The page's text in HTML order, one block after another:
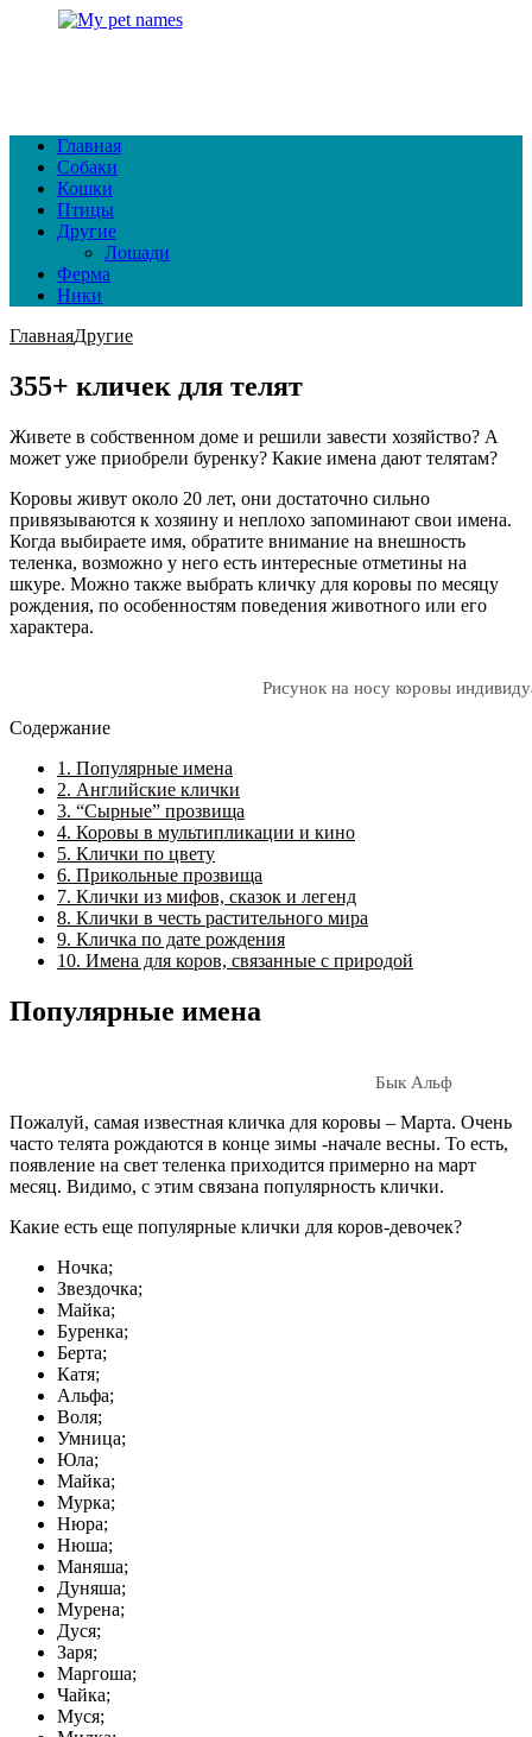
Главная
Собаки
Кошки
Птицы
Другие
Лошади
Ферма
Ники
ГлавнаяДругие
355+ кличек для телят
Живете в собственном доме и решили завести хозяйство? А
может уже приобрели буренку? Какие имена дают телятам?
Коровы живут около 20 лет, они достаточно сильно
привязываются к хозяину и неплохо запоминают свои имена.
Когда выбираете имя, обратите внимание на внешность
теленка, возможно у него есть интересные отметины на
шкуре. Можно также выбрать кличку для коровы по месяцу
рождения, по особенностям поведения животного или его
характера.
Рисунок на носу коровы
Содержание
1. Популярные имена
2. Английские клички
3. “Сырные” прозвища
4. Коровы в мультипликации и кино
5. Клички по цвету
6. Прикольные прозвища
7. Клички из мифов, сказок и легенд
8. Клички в честь растительного мира
9. Кличка по дате рождения
10. Имена для коров, связанные с природой
Популярные имена
Бык Альф
Пожалуй, самая известная кличка для коровы – Марта. Очень
часто телята рождаются в конце зимы -начале весны. То есть,
появление на свет теленка приходится примерно на март
месяц. Видимо, с этим связана популярность клички.
Какие есть еще популярные клички для коров-девочек?
Ночка;
Звездочка;
Майка;
Буренка;
Берта;
Катя;
Альфа;
Воля;
Умница;
Юла;
Майка;
Мурка;
Нюра;
Нюша;
Маняша;
Дуняша;
Мурена;
Дуся;
Заря;
Маргоша;
Чайка;
Муся;